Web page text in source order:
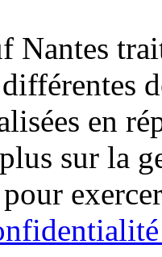
Nantes
en
sur la